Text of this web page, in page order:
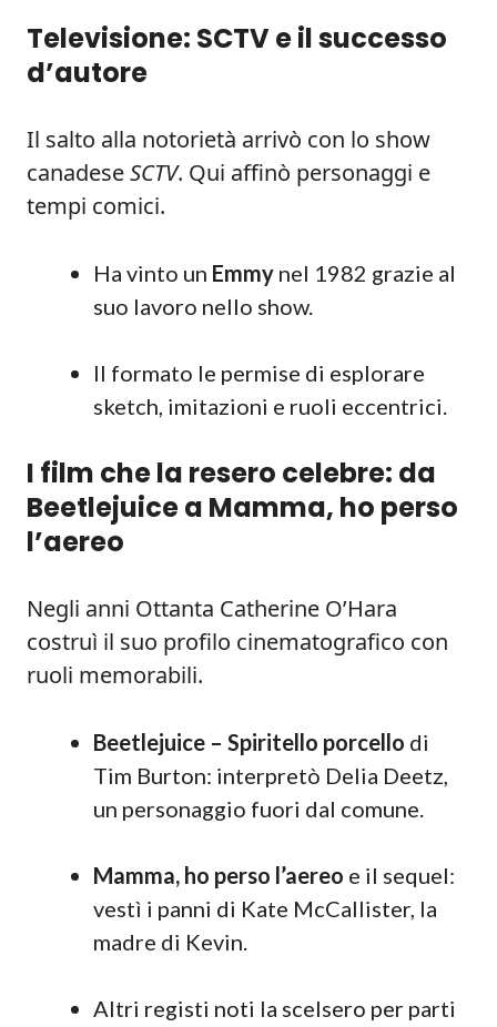
Televisione: SCTV e il successo
d’autore
Il salto alla notorietà arrivò con lo show
canadeseSCTV. Qui affinò personaggi e
tempi comici.
Ha vinto un Emmy nel 1982 grazie al
suo lavoro nello show.
Il formato le permise di esplorare
sketch, imitazioni e ruoli eccentrici.
I film che la resero celebre: da
Beetlejuice a Mamma, ho perso
l’aereo
Negli anni Ottanta Catherine O’Hara
costruì il suo profilo cinematografico con
ruoli memorabili.
Beetlejuice – Spiritello porcello di
Tim Burton: interpretò Delia Deetz,
un personaggio fuori dal comune.
Mamma, ho perso l’aereo e il sequel:
vestì i panni di Kate McCallister, la
madre di Kevin.
Altri registi noti la scelsero per parti